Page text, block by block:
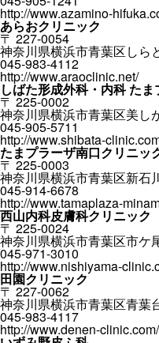
http://www.azamino-
あらおクリニック
〒 227-0054
神奈川県横浜市青葉区しら
045-983-4112
http://www.araoclinic.net/
しばた形成外科・内科 た
〒 225-0002
神奈川県横浜市青葉区美し
045-905-5711
http://www.shibata-
たまプラーザ南口クリニッ
〒 225-0003
神奈川県横浜市青葉区新石
045-914-6678
http://www.tamaplaza-
西山内科皮膚科クリニック
〒 225-0024
神奈川県横浜市青葉区市ケ
045-971-3010
http://www.nishiyama-
田園クリニック
〒 227-0062
神奈川県横浜市青葉区青葉
045-983-4117
http://www.denen-clinic.com/